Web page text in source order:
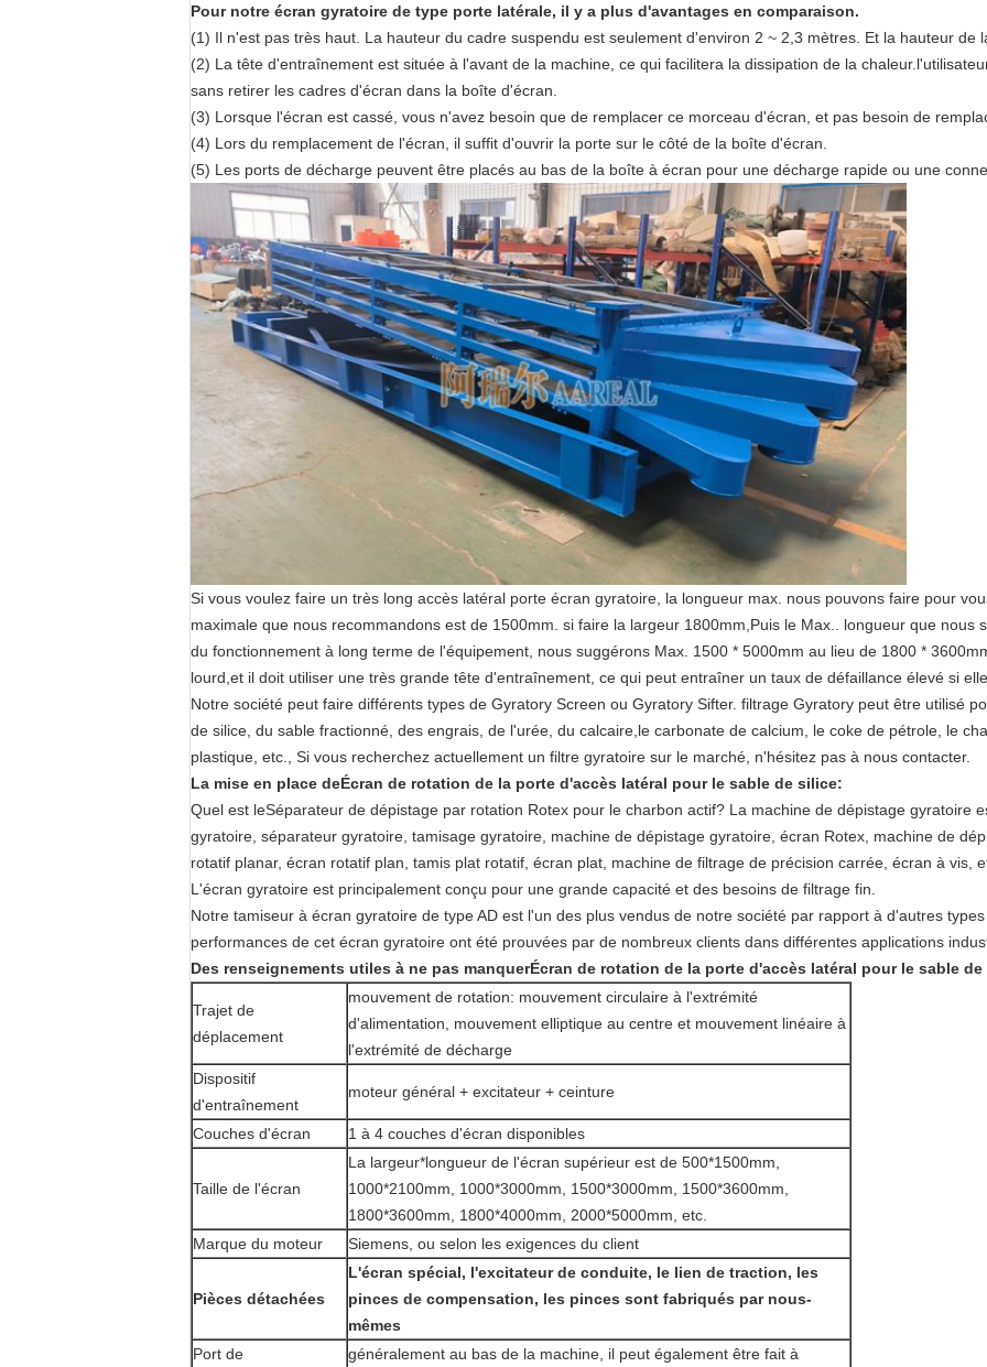
Pour notre écran gyratoire de type porte latérale, il y a plus d'avantages en comparaison.
(1) Il n'est pas très haut. La hauteur du cadre suspendu est seulement d'environ 2 ~ 2,3 mètres. Et la hauteur de
(2) La tête d'entraînement est située à l'avant de la machine, ce qui facilitera la dissipation de la
sans retirer les cadres d'écran dans la boîte d'écran.
(3) Lorsque l'écran est cassé, vous n'avez besoin que de remplacer ce morceau d'écran, et pas besoin de
(4) Lors du remplacement de l'écran, il suffit d'ouvrir la porte sur le côté de la boîte d'écran.
(5) Les ports de décharge peuvent être placés au bas de la boîte à écran pour une décharge rapide ou une
Si vous voulez faire un très long accès latéral porte écran gyratoire, la longueur max. nous pouvons faire pour
maximale que nous recommandons est de 1500mm. si faire la largeur 1800mm,Puis le Max.. longueur que nous
du fonctionnement à long terme de l'équipement, nous suggérons Max. 1500 * 5000mm au lieu de 1800 *
lourd,et il doit utiliser une très grande tête d'entraînement, ce qui peut entraîner un taux de défaillance élevé si
Notre société peut faire différents types de Gyratory Screen ou Gyratory Sifter. filtrage Gyratory peut être utilisé
de silice, du sable fractionné, des engrais, de l'urée, du calcaire,le carbonate de calcium, le coke de pétrole, le
plastique, etc., Si vous recherchez actuellement un filtre gyratoire sur le marché, n'hésitez pas à nous contacter.
La mise en place deÉcran de rotation de la porte d'accès latéral pour le sable de silice:
Quel est leSéparateur de dépistage par rotation Rotex pour le charbon actif? La machine de dépistage gyratoire
gyratoire, séparateur gyratoire, tamisage gyratoire, machine de dépistage gyratoire, écran Rotex, machine de
rotatif planar, écran rotatif plan, tamis plat rotatif, écran plat, machine de filtrage de précision carrée, écran à vis,
L'écran gyratoire est principalement conçu pour une grande capacité et des besoins de filtrage fin.
Notre tamiseur à écran gyratoire de type AD est l'un des plus vendus de notre société par rapport à d'autres
performances de cet écran gyratoire ont été prouvées par de nombreux clients dans différentes applications
Des renseignements utiles à ne pas manquerÉcran de rotation de la porte d'accès latéral pour le sable
Trajet de
déplacement
mouvement de rotation: mouvement circulaire à l'extrémité
d'alimentation, mouvement elliptique au centre et mouvement linéaire à
l'extrémité de décharge
Dispositif
d'entraînement
moteur général + excitateur + ceinture
Couches d'écran 1 à 4 couches d'écran disponibles
Taille de l'écran
La largeur*longueur de l'écran supérieur est de 500*1500mm,
1000*2100mm, 1000*3000mm, 1500*3000mm, 1500*3600mm,
1800*3600mm, 1800*4000mm, 2000*5000mm, etc.
Marque du moteur
Siemens, ou selon les exigences du client
Pièces détachées
L'écran spécial, l'excitateur de conduite, le lien de traction, les
pinces de compensation, les pinces sont fabriqués par nous-
mêmes
Port de
généralement au bas de la machine, il peut également être fait à